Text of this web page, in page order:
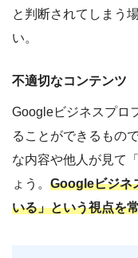
と判断されてしまう
い。
不適切なコンテンツ
Googleビジネスプロ
ることができるもの
な内容や他人が見て
ょう。 Googleビジネ
いる」という視点を